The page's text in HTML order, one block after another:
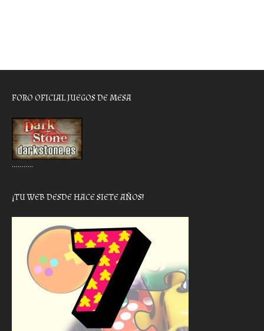
FORO OFICIAL JUEGOS DE MESA
………..
¡TU WEB DESDE HACE SIETE AÑOS!